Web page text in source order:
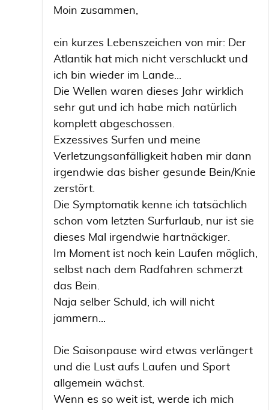
Moin zusammen,
ein kurzes Lebenszeichen von mir: Der
Atlantik hat mich nicht verschluckt und
ich bin wieder im Lande...
Die Wellen waren dieses Jahr wirklich
sehr gut und ich habe mich natürlich
komplett abgeschossen.
Exzessives Surfen und meine
Verletzungsanfälligkeit haben mir dann
irgendwie das bisher gesunde Bein/Knie
zerstört.
Die Symptomatik kenne ich tatsächlich
schon vom letzten Surfurlaub, nur ist sie
dieses Mal irgendwie hartnäckiger.
Im Moment ist noch kein Laufen möglich,
selbst nach dem Radfahren schmerzt
das Bein.
Naja selber Schuld, ich will nicht
jammern...
Die Saisonpause wird etwas verlängert
und die Lust aufs Laufen und Sport
allgemein wächst.
Wenn es so weit ist, werde ich mich